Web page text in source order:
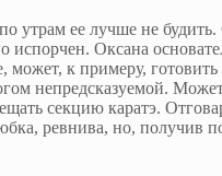
утрам ее лучше не
испорчен. Оксана
может, к примеру,
непредсказуемой.
секцию каратэ.
ревнива, но, получив